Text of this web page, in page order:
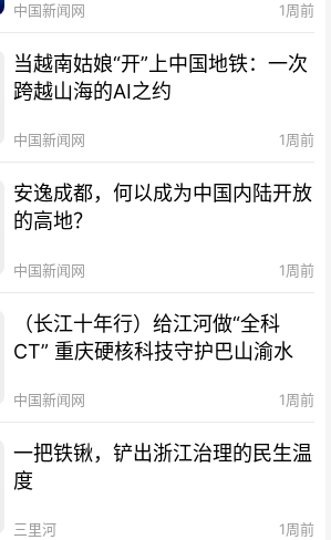
中国新闻网 1周前
当越南姑娘“开”上中国地铁：一次
跨越山海的AI之约
中国新闻网 1周前
安逸成都，何以成为中国内陆开放
的高地？
中国新闻网 1周前
（长江十年行）给江河做“全科
CT” 重庆硬核科技守护巴山渝水
中国新闻网 1周前
一把铁锹，铲出浙江治理的民生温
度
三里河 1周前